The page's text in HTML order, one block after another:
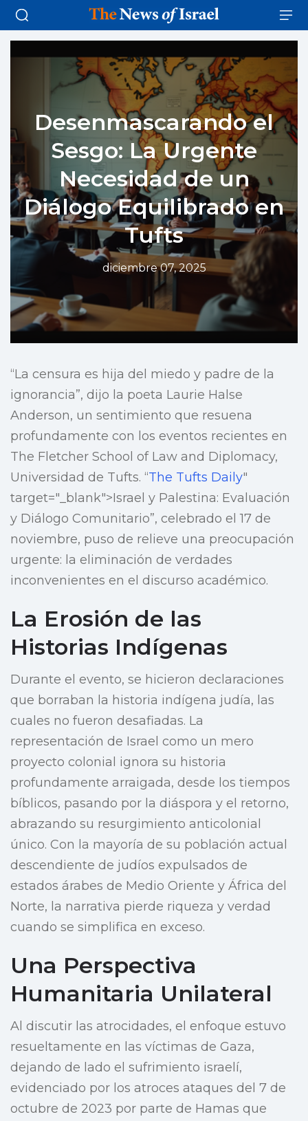
Desenmascarando el
Sesgo: La Urgente
Necesidad de un
Diálogo Equilibrado en
Tufts
diciembre 07, 2025
“La censura es hija del miedo y padre de la
ignorancia”, dijo la poeta Laurie Halse
Anderson, un sentimiento que resuena
profundamente con los eventos recientes en
The Fletcher School of Law and Diplomacy,
Universidad de Tufts. “The Tufts Daily"
target="_blank">Israel y Palestina: Evaluación
y Diálogo Comunitario”, celebrado el 17 de
noviembre, puso de relieve una preocupación
urgente: la eliminación de verdades
inconvenientes en el discurso académico.
La Erosión de las
Historias Indígenas
Durante el evento, se hicieron declaraciones
que borraban la historia indígena judía, las
cuales no fueron desafiadas. La
representación de Israel como un mero
proyecto colonial ignora su historia
profundamente arraigada, desde los tiempos
bíblicos, pasando por la diáspora y el retorno,
abrazando su resurgimiento anticolonial
único. Con la mayoría de su población actual
descendiente de judíos expulsados de
estados árabes de Medio Oriente y África del
Norte, la narrativa pierde riqueza y verdad
cuando se simplifica en exceso.
Una Perspectiva
Humanitaria Unilateral
Al discutir las atrocidades, el enfoque estuvo
resueltamente en las víctimas de Gaza,
dejando de lado el sufrimiento israelí,
evidenciado por los atroces ataques del 7 de
octubre de 2023 por parte de Hamas que